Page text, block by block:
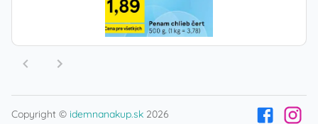
Copyright © idemnanakup.sk 2026